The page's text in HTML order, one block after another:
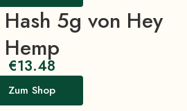
5g von Hey
Hemp
€13.48
Zum Shop